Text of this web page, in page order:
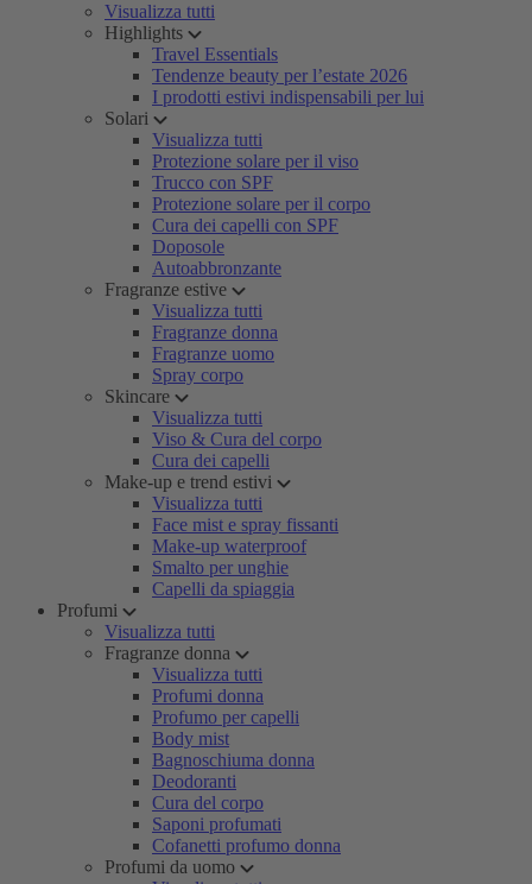
Visualizza tutti
Highlights
Travel Essentials
Tendenze beauty per l’estate 2026
I prodotti estivi indispensabili per lui
Solari
Visualizza tutti
Protezione solare per il viso
Trucco con SPF
Protezione solare per il corpo
Cura dei capelli con SPF
Doposole
Autoabbronzante
Fragranze estive
Visualizza tutti
Fragranze donna
Fragranze uomo
Spray corpo
Skincare
Visualizza tutti
Viso & Cura del corpo
Cura dei capelli
Make-up e trend estivi
Visualizza tutti
Face mist e spray fissanti
Make-up waterproof
Smalto per unghie
Capelli da spiaggia
Profumi
Visualizza tutti
Fragranze donna
Visualizza tutti
Profumi donna
Profumo per capelli
Body mist
Bagnoschiuma donna
Deodoranti
Cura del corpo
Saponi profumati
Cofanetti profumo donna
Profumi da uomo